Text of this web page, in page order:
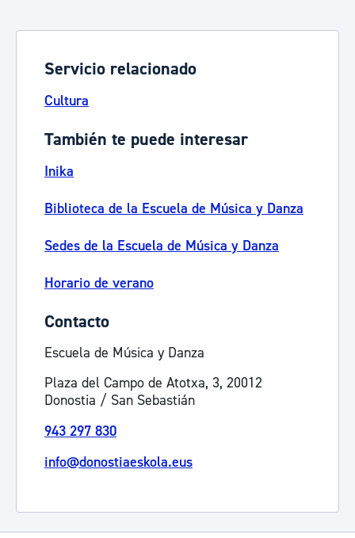
Servicio relacionado
Cultura
También te puede interesar
Inika
Biblioteca de la Escuela de Música y Danza
Sedes de la Escuela de Música y Danza
Horario de verano
Contacto
Escuela de Música y Danza
Plaza del Campo de Atotxa, 3, 20012
Donostia / San Sebastián
943 297 830
info@donostiaeskola.eus